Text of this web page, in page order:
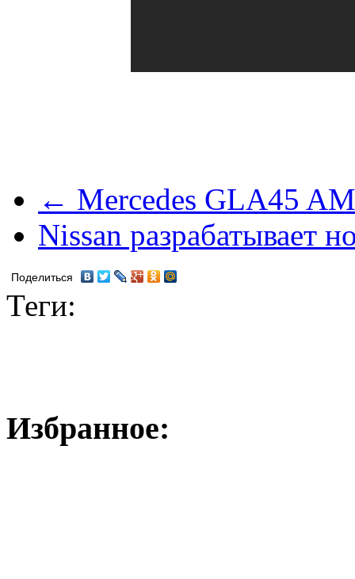
← Mercedes GLA45
Nissan разрабатывает
Поделиться
Теги:
Избранное: